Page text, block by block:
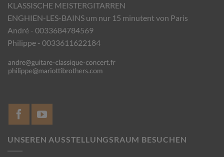
KLASSISCHE MEISTERGITARREN
ENGHIEN-LES-BAINS um nur 15 minutent von Paris
André - 0033684784569
Philippe - 0033611622184
UNSEREN AUSSTELLUNGSRAUM BESUCHEN